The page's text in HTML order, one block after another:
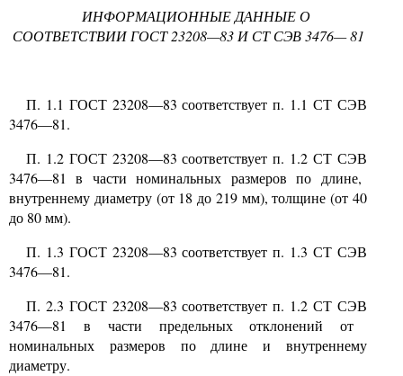
ИНФОРМАЦИОННЫЕ ДАННЫЕ О
СООТВЕТСТВИИ ГОСТ23208—83И СТ СЭВ3476— 81
П. 1.1 ГОСТ23208—83 соответствует п. 1.1 СТ СЭВ
3476—81.
П. 1.2ГОСТ23208—83 соответствует п. 1.2 СТ СЭВ
3476—81 в части номинальных размеров по длине,
внутреннему диаметру (от18 до 219мм), толщине (от 40
до 80мм).
П. 1.3 ГОСТ23208—83 соответствует п. 1.3 СТ СЭВ
3476—81.
П. 2.3 ГОСТ23208—83 соответствует п. 1.2 СТ СЭВ
3476—81 в части предельных отклонений от
номинальных размеров по длине и внутреннему
диаметру.